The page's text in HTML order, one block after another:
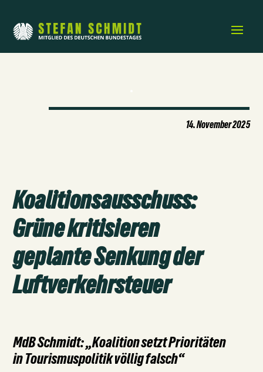
14. November 2025
Koalitionsausschuss:
Grüne kritisieren
geplante Senkung der
Luftverkehrsteuer
MdB Schmidt: „Koalition setzt Prioritäten
in Tourismuspolitik völlig falsch“